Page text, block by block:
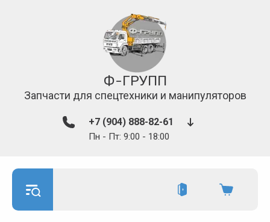
Ф-ГРУПП
Запчасти для спецтехники и манипуляторов
+7 (904) 888-82-61
Пн - Пт: 9:00 - 18:00